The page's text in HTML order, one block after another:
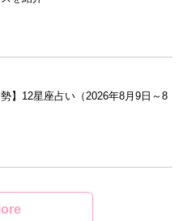
勢】12星座占い（2026年8月9日～8